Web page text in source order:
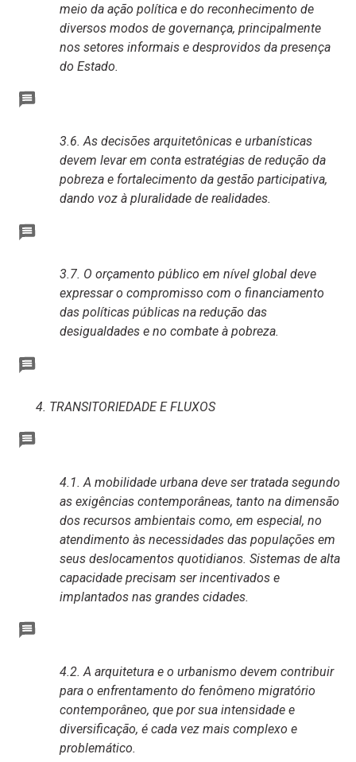
meio da ação política e do reconhecimento de
diversos modos de governança, principalmente
nos setores informais e desprovidos da presença
do Estado.
3.6. As decisões arquitetônicas e urbanísticas
devem levar em conta estratégias de redução da
pobreza e fortalecimento da gestão participativa,
dando voz à pluralidade de realidades.
3.7. O orçamento público em nível global deve
expressar o compromisso com o financiamento
das políticas públicas na redução das
desigualdades e no combate à pobreza.
4. TRANSITORIEDADE E FLUXOS
4.1. A mobilidade urbana deve ser tratada segundo
as exigências contemporâneas, tanto na dimensão
dos recursos ambientais como, em especial, no
atendimento às necessidades das populações em
seus deslocamentos quotidianos. Sistemas de alta
capacidade precisam ser incentivados e
implantados nas grandes cidades.
4.2. A arquitetura e o urbanismo devem contribuir
para o enfrentamento do fenômeno migratório
contemporâneo, que por sua intensidade e
diversificação, é cada vez mais complexo e
problemático.